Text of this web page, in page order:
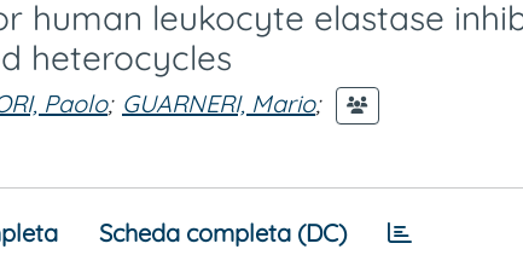
human leukocyte elastase
heterocycles
Paolo; GUARNERI, Mario;
Scheda completa (DC)